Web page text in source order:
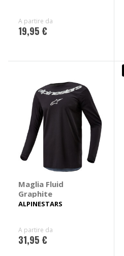
A partire da
19,95 €
Maglia Fluid
Graphite
ALPINESTARS
A partire da
31,95 €